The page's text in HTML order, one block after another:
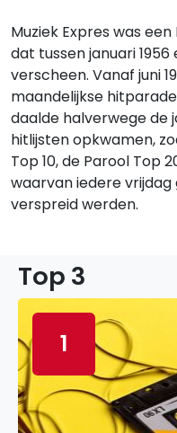
Muziek Expres was
dat tussen januari
verscheen. Vanaf juni
maandelijkse
daalde halverwege de
hitlijsten opkwamen,
Top 10, de Parool Top
waarvan iedere
verspreid werden.
Top 3
1